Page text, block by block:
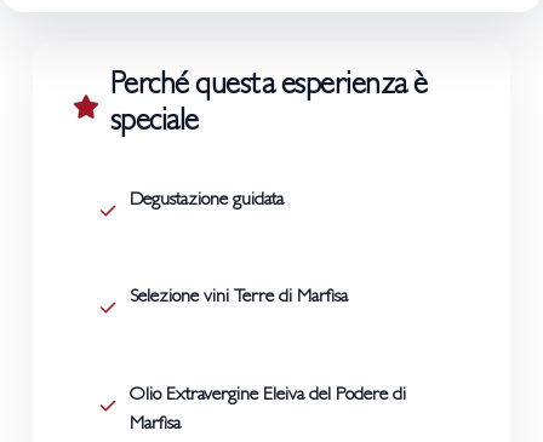
Perché questa esperienza è
speciale
Degustazione guidata
Selezione vini Terre di Marfisa
Olio Extravergine Eleiva del Podere di
Marfisa